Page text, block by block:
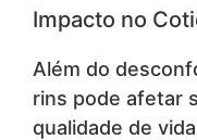
Impacto no
Além do
rins pode afetar
qualidade de